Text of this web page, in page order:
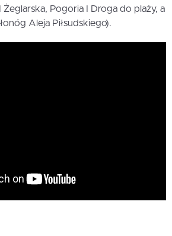
Pogoria I Droga do plaży, a
Aleja Piłsudskiego).